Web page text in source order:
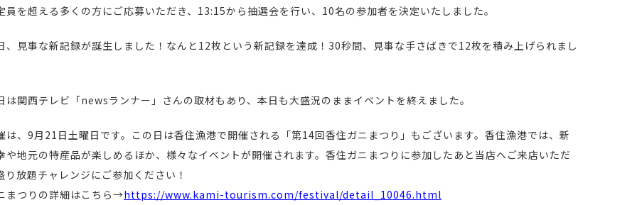
員を超える多くの方にご応募いただき、13:15から抽選会を行い、10名の参加者を決定いたしました。
、見事な新記録が誕生しました！なんと12枚という新記録を達成！30秒間、見事な手さばきで12枚を積み上げられまし
は関西テレビ「newsランナー」さんの取材もあり、本日も大盛況のままイベントを終えました。
は、9月21日土曜日です。この日は香住漁港で開催される「第14回香住ガニまつり」もございます。香住漁港では、新
や地元の特産品が楽しめるほか、様々なイベントが開催されます。香住ガニまつりに参加したあと当店へご来店いただ
り放題チャレンジにご参加ください！
まつりの詳細はこちら→https://www.kami-tourism.com/festival/detail_10046.html